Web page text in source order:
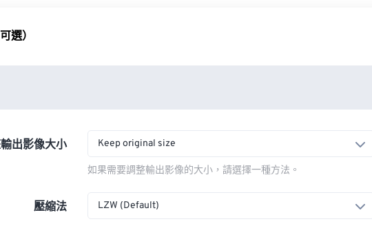
選）
出影像大小 Keep original size
如果需要調整輸出影像的大小，請選擇一種方法。
壓縮法 LZW (Default)